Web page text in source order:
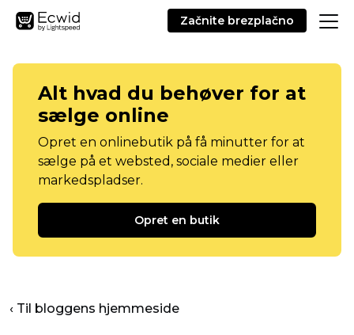
Začnite brezplačno
Alt hvad du behøver for at
sælge online
Opret en onlinebutik på få minutter for at
sælge på et websted, sociale medier eller
markedspladser.
Opret en butik
‹ Til bloggens hjemmeside